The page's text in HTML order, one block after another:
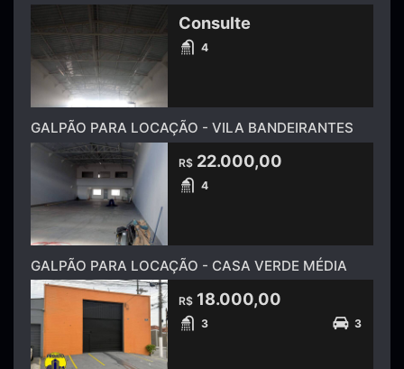
Consulte
4
GALPÃO PARA LOCAÇÃO - VILA BANDEIRANTES
R$ 22.000,00
4
GALPÃO PARA LOCAÇÃO - CASA VERDE MÉDIA
R$ 18.000,00
3 3